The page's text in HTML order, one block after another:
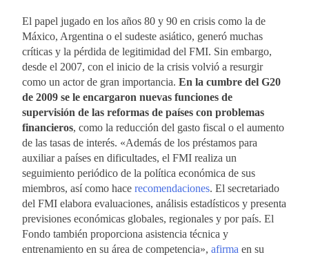
El papel jugado en los años 80 y 90 en crisis como la de
Máxico, Argentina o el sudeste asiático, generó muchas
críticas y la pérdida de legitimidad del FMI. Sin embargo,
desde el 2007, con el inicio de la crisis volvió a resurgir
como un actor de gran importancia. En la cumbre del G20
de 2009 se le encargaron nuevas funciones de
supervisión de las reformas de países con problemas
financieros, como la reducción del gasto fiscal o el aumento
de las tasas de interés. «Además de los préstamos para
auxiliar a países en dificultades, el FMI realiza un
seguimiento periódico de la política económica de sus
miembros, así como hace recomendaciones. El secretariado
del FMI elabora evaluaciones, análisis estadísticos y presenta
previsiones económicas globales, regionales y por país. El
Fondo también proporciona asistencia técnica y
entrenamiento en su área de competencia», afirma en su